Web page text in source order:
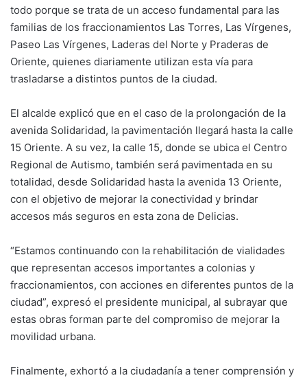
todo porque se trata de un acceso fundamental para las
familias de los fraccionamientos Las Torres, Las Vírgenes,
Paseo Las Vírgenes, Laderas del Norte y Praderas de
Oriente, quienes diariamente utilizan esta vía para
trasladarse a distintos puntos de la ciudad.
El alcalde explicó que en el caso de la prolongación de la
avenida Solidaridad, la pavimentación llegará hasta la calle
15 Oriente. A su vez, la calle 15, donde se ubica el Centro
Regional de Autismo, también será pavimentada en su
totalidad, desde Solidaridad hasta la avenida 13 Oriente,
con el objetivo de mejorar la conectividad y brindar
accesos más seguros en esta zona de Delicias.
“Estamos continuando con la rehabilitación de vialidades
que representan accesos importantes a colonias y
fraccionamientos, con acciones en diferentes puntos de la
ciudad”, expresó el presidente municipal, al subrayar que
estas obras forman parte del compromiso de mejorar la
movilidad urbana.
Finalmente, exhortó a la ciudadanía a tener comprensión y